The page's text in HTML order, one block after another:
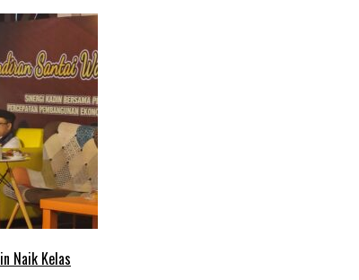
Naik Kelas